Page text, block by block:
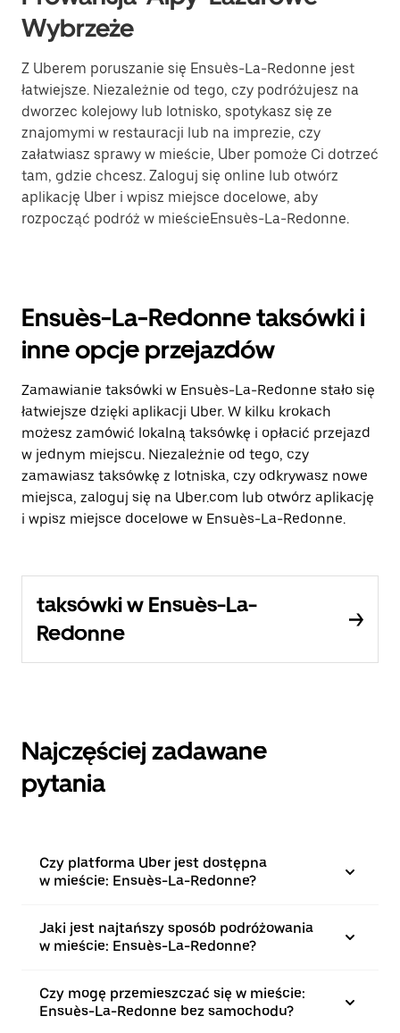
Wybrzeże
Z Uberem poruszanie się Ensuès-La-Redonne jest
łatwiejsze. Niezależnie od tego, czy podróżujesz na
dworzec kolejowy lub lotnisko, spotykasz się ze
znajomymi w restauracji lub na imprezie, czy
załatwiasz sprawy w mieście, Uber pomoże Ci dotrzeć
tam, gdzie chcesz. Zaloguj się online lub otwórz
aplikację Uber i wpisz miejsce docelowe, aby
rozpocząć podróż w mieścieEnsuès-La-Redonne.
Ensuès-La-Redonne taksówki i
inne opcje przejazdów
Zamawianie taksówki w Ensuès-La-Redonne stało się
łatwiejsze dzięki aplikacji Uber. W kilku krokach
możesz zamówić lokalną taksówkę i opłacić przejazd
w jednym miejscu. Niezależnie od tego, czy
zamawiasz taksówkę z lotniska, czy odkrywasz nowe
miejsca, zaloguj się na Uber.com lub otwórz aplikację
i wpisz miejsce docelowe w Ensuès-La-Redonne.
taksówki w Ensuès-La-
Redonne
Najczęściej zadawane
pytania
Czy platforma Uber jest dostępna
w mieście: Ensuès-La-Redonne?
Jaki jest najtańszy sposób podróżowania
w mieście: Ensuès-La-Redonne?
Czy mogę przemieszczać się w mieście:
Ensuès-La-Redonne bez samochodu?